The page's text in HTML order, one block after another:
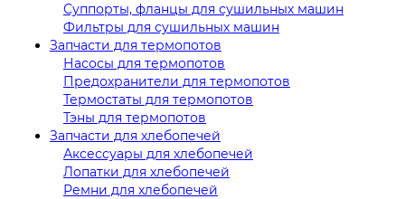
Суппорты, фланцы для сушильных машин
Фильтры для сушильных машин
Запчасти для термопотов
Насосы для термопотов
Предохранители для термопотов
Термостаты для термопотов
Тэны для термопотов
Запчасти для хлебопечей
Аксессуары для хлебопечей
Лопатки для хлебопечей
Ремни для хлебопечей